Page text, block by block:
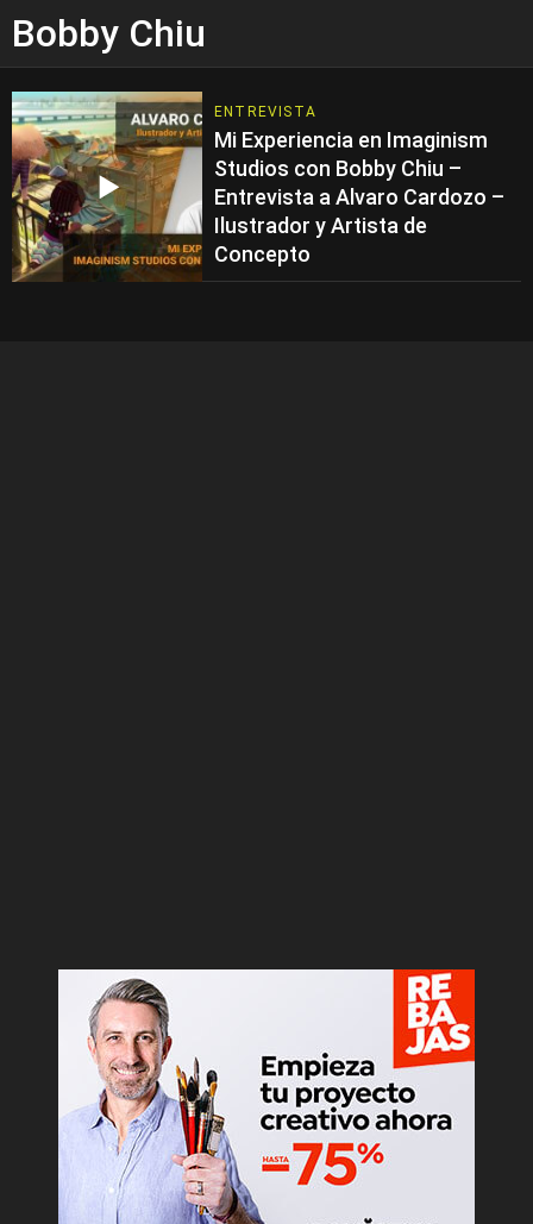
Bobby Chiu
ENTREVISTA
Mi Experiencia en Imaginism
Studios con Bobby Chiu –
Entrevista a Alvaro Cardozo –
Ilustrador y Artista de
Concepto